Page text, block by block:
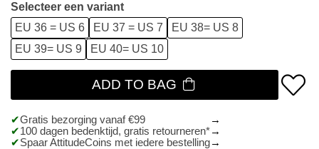
Selecteer een variant
EU 36 = US 6
EU 37 = US 7
EU 38= US 8
EU 39= US 9
EU 40= US 10
ADD TO BAG
Gratis bezorging vanaf €99
100 dagen bedenktijd, gratis retourneren*
Spaar AttitudeCoins met iedere bestelling